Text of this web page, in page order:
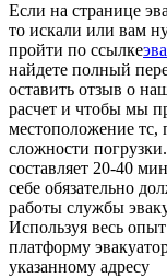
Если на странице
то искали или вам
пройти по ссылке
найдете полный
оставить отзыв о
расчет и чтобы мы
местоположение тс,
сложности
составляет 20-40
себе обязательно
работы службы
Используя весь
платформу
указанному адресу